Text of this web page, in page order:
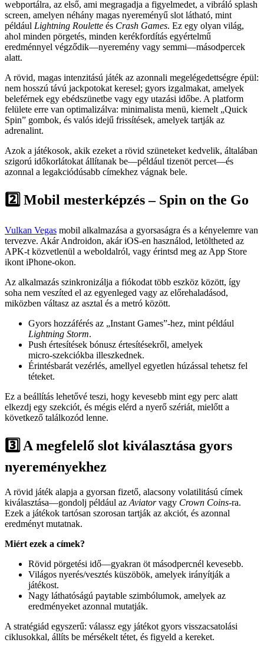
webportálra, az első, ami megragadja a figyelmedet, a vibráló splash
screen, amelyen néhány magas nyereményű slot látható, mint
például Lightning Roulette és Crash Games. Ez egy olyan világ,
ahol minden pörgetés, minden kerékfordítás egyértelmű
eredménnyel végződik—nyeremény vagy semmi—másodpercek
alatt.
A rövid, magas intenzitású játék az azonnali megelégedettségre épül:
nem hosszú távú jackpotokat keresel; gyors izgalmakat, amelyek
beleférnek egy ebédszünetbe vagy egy utazási időbe. A platform
felülete erre van optimalizálva: minimalista menü, kiemelt „Quick
Spin” gombok, és valós idejű frissítések, amelyek tartják az
adrenalint.
Azok a játékosok, akik ezeket a rövid szüneteket kedvelik, általában
szigorú időkorlátokat állítanak be—például tizenöt percet—és
azonnal a legakciódúsabb címekhez vágnak bele.
2️⃣ Mobil mesterképzés – Spin on the Go
Vulkan Vegas mobil alkalmazása a gyorsaságra és a kényelemre van
tervezve. Akár Androidon, akár iOS-en használod, letöltheted az
APK-t közvetlenül a weboldalról, vagy érintsd meg az App Store
ikont iPhone-okon.
Az alkalmazás szinkronizálja a fiókodat több eszköz között, így
soha nem veszíted el az egyenleged vagy az előrehaladásod,
miközben váltasz az asztal és a metró között.
Gyors hozzáférés az „Instant Games”-hez, mint például
Lightning Storm.
Push értesítések bónusz értesítésekről, amelyek
micro‑szekciókba illeszkednek.
Érintésbarát vezérlés, amellyel egyetlen húzással tehetsz fel
téteket.
Ez a beállítás lehetővé teszi, hogy kevesebb mint egy perc alatt
elkezdj egy szekciót, és mégis elérd a nyerő szériát, mielőtt a
következő találkozód lenne.
3️⃣ A megfelelő slot kiválasztása gyors
nyereményekhez
A rövid játék alapja a gyorsan fizető, alacsony volatilitású címek
kiválasztása—gondolj például az Aviatorvagy Crown Coins-ra.
Ezek a játékok tartósan szorosan tartják az akciót, és azonnal
eredményt mutatnak.
Miért ezek a címek?
Rövid pörgetési idő—gyakran öt másodpercnél kevesebb.
Világos nyerés/vesztés küszöbök, amelyek irányítják a
játékost.
Nagy láthatóságú paytable szimbólumok, amelyek az
eredményeket azonnal mutatják.
A stratégiád egyszerű: válassz egy játékot gyors visszacsatolási
ciklusokkal, állíts be mérsékelt tétet, és figyeld a kereket.